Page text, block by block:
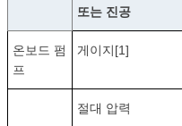
또는 진공
온보드 펌
프
게이지[1]
절대 압력